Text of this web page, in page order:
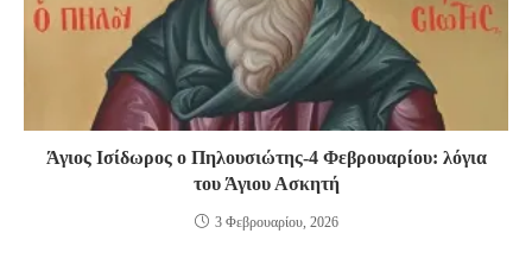
Άγιος Ισίδωρος ο Πηλουσιώτης-4 Φεβρουαρίου: λόγια
του Άγιου Ασκητή
3 Φεβρουαρίου, 2026